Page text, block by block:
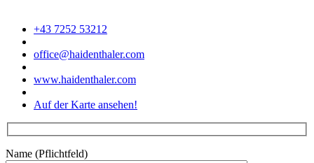
+43 7252 53212
office@haidenthaler.com
www.haidenthaler.com
Auf der Karte ansehen!
Name (Pflichtfeld)